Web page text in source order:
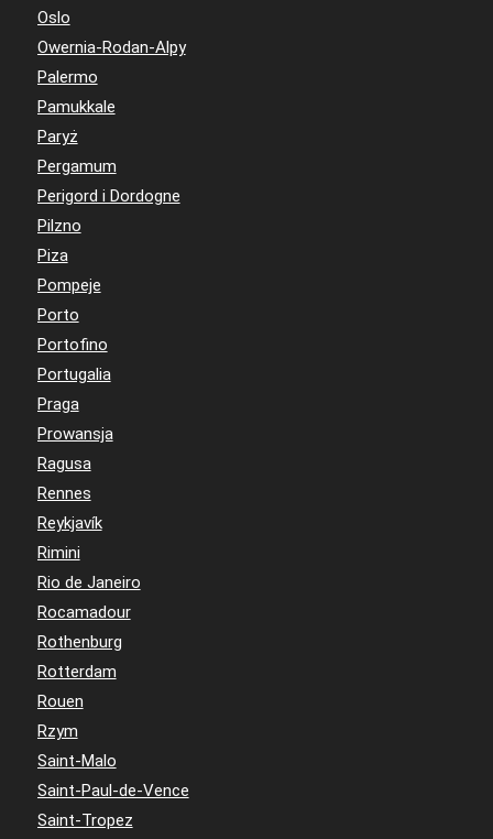
Oslo
Owernia-Rodan-Alpy
Palermo
Pamukkale
Paryż
Pergamum
Perigord i Dordogne
Pilzno
Piza
Pompeje
Porto
Portofino
Portugalia
Praga
Prowansja
Ragusa
Rennes
Reykjavík
Rimini
Rio de Janeiro
Rocamadour
Rothenburg
Rotterdam
Rouen
Rzym
Saint-Malo
Saint-Paul-de-Vence
Saint-Tropez